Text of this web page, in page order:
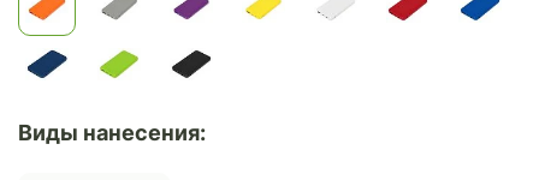
Виды нанесения: